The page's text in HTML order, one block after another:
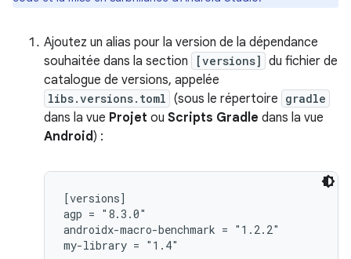
Ajoutez un alias pour la version de la dépendance
souhaitée dans la section
[versions] du fichier de
catalogue de versions, appelée
libs.versions.toml (sous le répertoire gradle
dans la vue Projet ou Scripts Gradle dans la vue
Android) :
[versions]
agp = "8.3.0"
androidx-macro-benchmark = "1.2.2"
my-library = "1.4"